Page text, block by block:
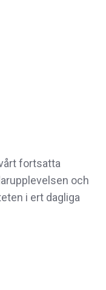
fortsatta
och
i ert dagliga